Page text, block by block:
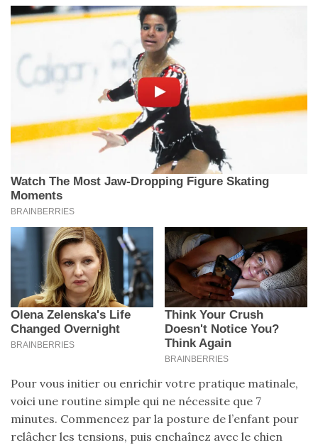
Pour vous initier ou enrichir votre pratique matinale,
voici une routine simple qui ne nécessite que 7
minutes. Commencez par la posture de l’enfant pour
relâcher les tensions, puis enchaînez avec le chien